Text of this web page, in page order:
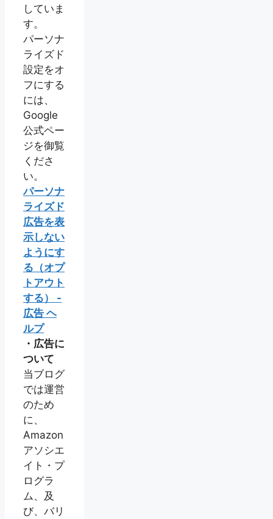
していま
す。
パーソナ
ライズド
設定をオ
フにする
には、
Google
公式ペー
ジを御覧
くださ
い。
パーソナ
ライズド
広告を表
示しない
ようにす
る（オプ
トアウト
する） -
広告 ヘ
ルプ
・広告に
ついて
当ブログ
では運営
のため
に、
Amazon
アソシエ
イト・プ
ログラ
ム、及
び、バリ